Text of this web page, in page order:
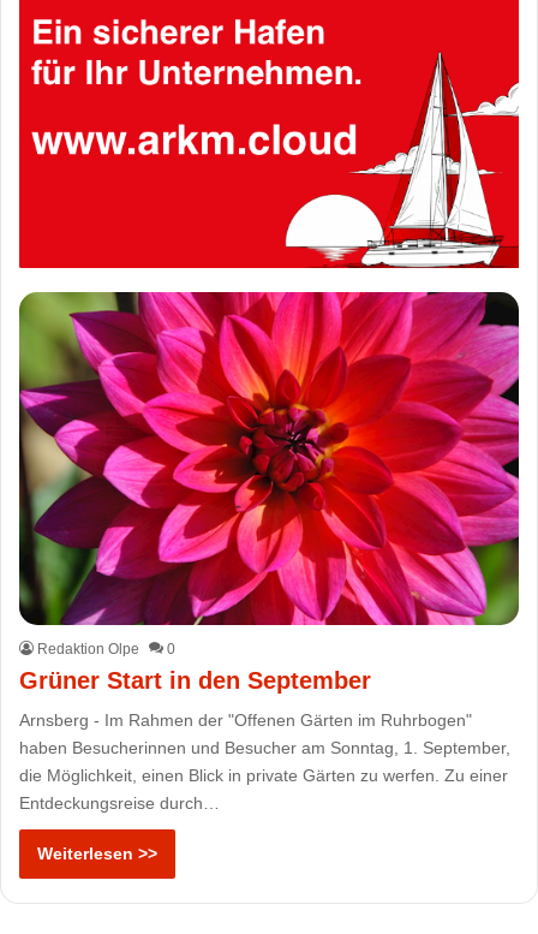
Redaktion Olpe 0
Grüner Start in den September
Arnsberg - Im Rahmen der "Offenen Gärten im Ruhrbogen"
haben Besucherinnen und Besucher am Sonntag, 1. September,
die Möglichkeit, einen Blick in private Gärten zu werfen. Zu einer
Entdeckungsreise durch…
Weiterlesen >>